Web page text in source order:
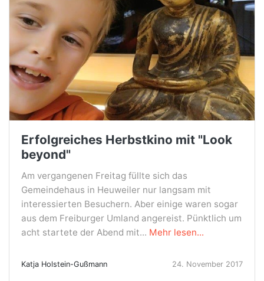
Erfolgreiches Herbstkino mit "Look
beyond"
Am vergangenen Freitag füllte sich das
Gemeindehaus in Heuweiler nur langsam mit
interessierten Besuchern. Aber einige waren sogar
aus dem Freiburger Umland angereist. Pünktlich um
acht startete der Abend mit... Mehr lesen...
Katja Holstein-Gußmann 24. November 2017